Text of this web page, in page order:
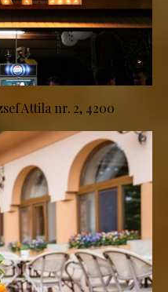
Attila nr. 2, 4200